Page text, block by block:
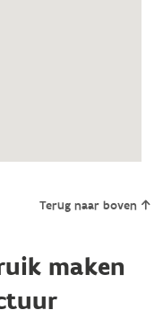
Terug naar boven
maken